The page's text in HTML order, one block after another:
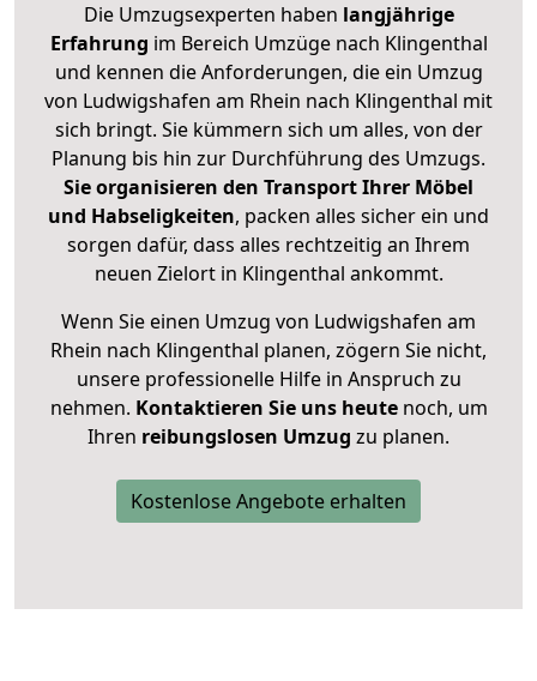
Die Umzugsexperten haben langjährige
Erfahrung im Bereich Umzüge nach Klingenthal
und kennen die Anforderungen, die ein Umzug
von Ludwigshafen am Rhein nach Klingenthal mit
sich bringt. Sie kümmern sich um alles, von der
Planung bis hin zur Durchführung des Umzugs.
Sie organisieren den Transport Ihrer Möbel
und Habseligkeiten, packen alles sicher ein und
sorgen dafür, dass alles rechtzeitig an Ihrem
neuen Zielort in Klingenthal ankommt.
Wenn Sie einen Umzug von Ludwigshafen am
Rhein nach Klingenthal planen, zögern Sie nicht,
unsere professionelle Hilfe in Anspruch zu
nehmen. Kontaktieren Sie uns heutenoch, um
Ihren reibungslosen Umzug zu planen.
Kostenlose Angebote erhalten